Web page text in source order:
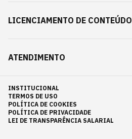
LICENCIAMENTO DE CONTEÚDO
ATENDIMENTO
INSTITUCIONAL
TERMOS DE USO
POLÍTICA DE COOKIES
POLÍTICA DE PRIVACIDADE
LEI DE TRANSPARÊNCIA SALARIAL